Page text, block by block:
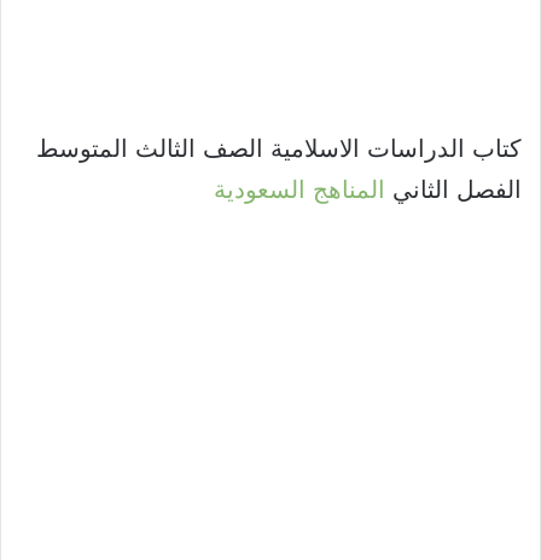
كتاب الدراسات الاسلامية الصف الثالث المتوسط
الفصل الثاني المناهج السعودية